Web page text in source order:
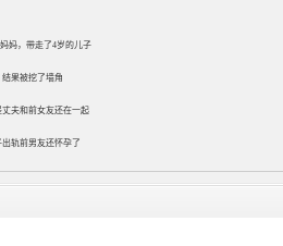
妈，带走了4岁的儿子
果被挖了墙角
夫和前女友还在一起
轨前男友还怀孕了